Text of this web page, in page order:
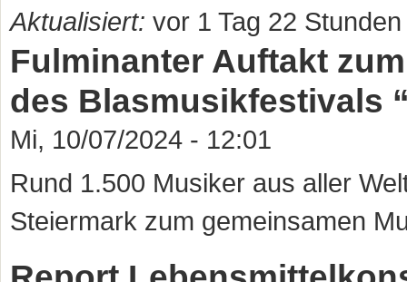
Aktualisiert: vor 1 Tag 22 Stunden
Fulminanter Auftakt
des Blasmusikfestivals
Mi, 10/07/2024 - 12:01
Rund 1.500 Musiker aus aller
Steiermark zum gemeinsamen